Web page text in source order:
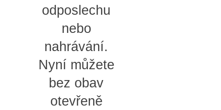
odposlechu
nebo
nahrávání.
Nyní můžete
bez obav
otevřeně